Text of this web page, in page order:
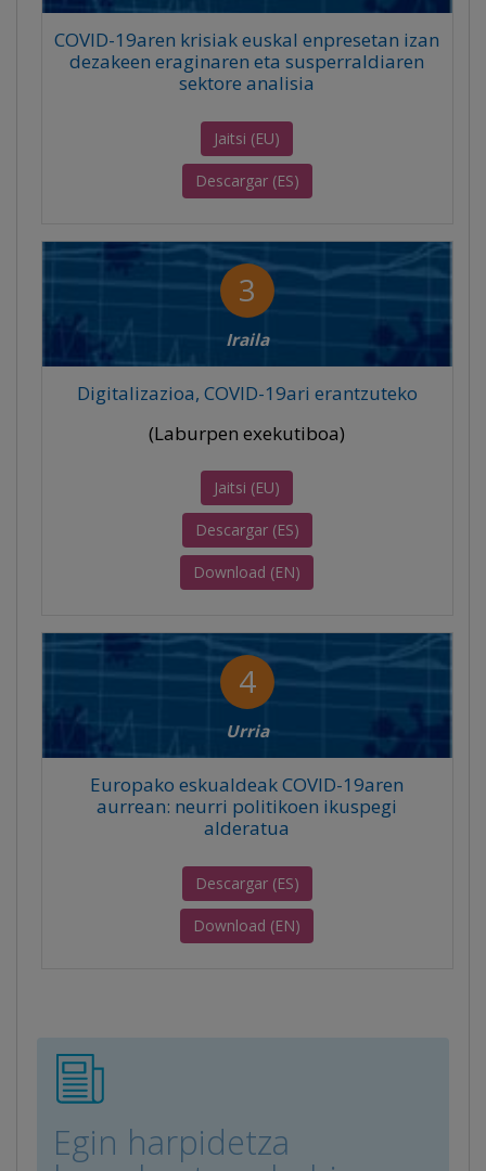
COVID-19aren krisiak euskal enpresetan izan
dezakeen eraginaren eta susperraldiaren
sektore analisia
Jaitsi (EU)
Descargar (ES)
3
Iraila
Digitalizazioa, COVID-19ari erantzuteko
(Laburpen exekutiboa)
Jaitsi (EU)
Descargar (ES)
Download (EN)
4
Urria
Europako eskualdeak COVID-19aren
aurrean: neurri politikoen ikuspegi
alderatua
Descargar (ES)
Download (EN)
Egin harpidetza